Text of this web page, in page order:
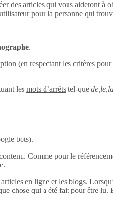
des articles qui vous aideront à
pour la personne qui
.
(en respectant les critères pour
les mots d’arrêts tel-que
bots).
Comme pour le
en ligne et les blogs.
chose qui a été fait pour être